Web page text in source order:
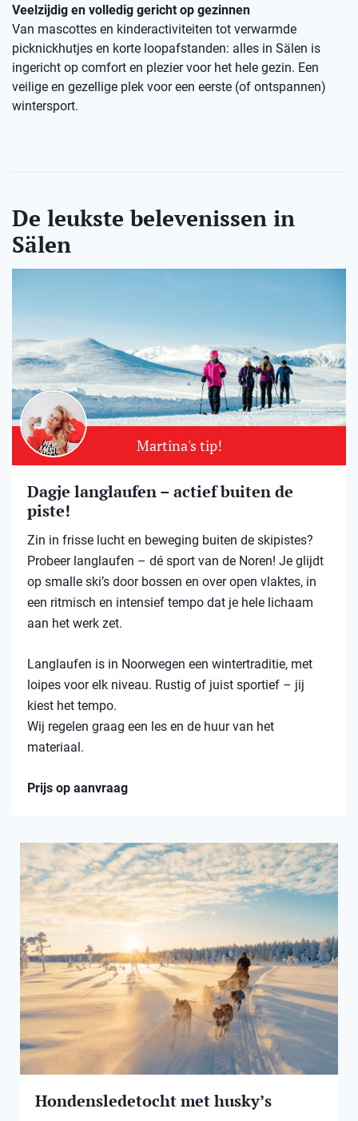
Veelzijdig en volledig gericht op gezinnen
Van mascottes en kinderactiviteiten tot verwarmde
picknickhutjes en korte loopafstanden: alles in Sälen is
ingericht op comfort en plezier voor het hele gezin. Een
veilige en gezellige plek voor een eerste (of ontspannen)
wintersport.
De leukste belevenissen in
Sälen
Martina's tip!
Dagje langlaufen – actief buiten de
piste!
Zin in frisse lucht en beweging buiten de skipistes?
Probeer langlaufen – dé sport van de Noren! Je glijdt
op smalle ski’s door bossen en over open vlaktes, in
een ritmisch en intensief tempo dat je hele lichaam
aan het werk zet.
Langlaufen is in Noorwegen een wintertraditie, met
loipes voor elk niveau. Rustig of juist sportief – jij
kiest het tempo.
Wij regelen graag een les en de huur van het
materiaal.
Prijs op aanvraag
Hondensledetocht met husky’s